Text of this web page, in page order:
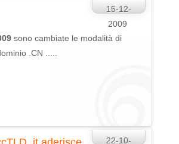
15-12-
2009
sono cambiate le modalità di
.CN .....
22-10-